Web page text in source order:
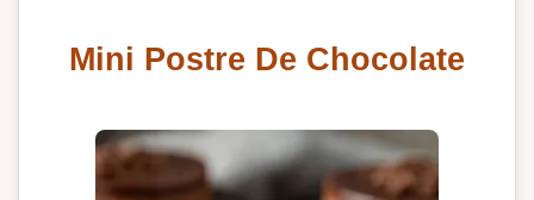
Mini Postre De Chocolate